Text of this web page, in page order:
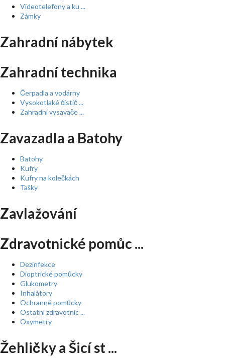
Videotelefony a ku ...
Zámky
Zahradní nábytek
Zahradní technika
Čerpadla a vodárny
Vysokotlaké čistič ...
Zahradní vysavače ...
Zavazadla a Batohy
Batohy
Kufry
Kufry na kolečkách
Tašky
Zavlažování
Zdravotnické pomůc ...
Dezinfekce
Dioptrické pomůcky
Glukometry
Inhalátory
Ochranné pomůcky
Ostatní zdravotnic ...
Oxymetry
Žehličky a Šicí st ...